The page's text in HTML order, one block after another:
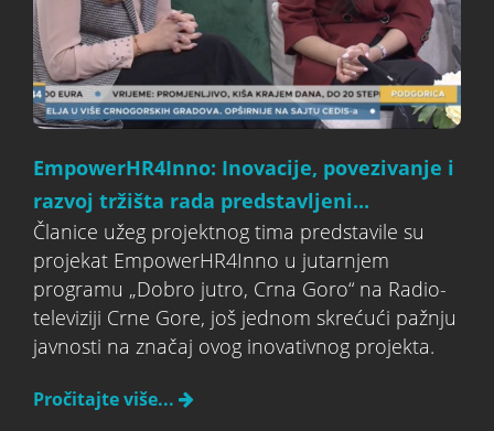
EmpowerHR4Inno: Inovacije, povezivanje i
razvoj tržišta rada predstavljeni...
Članice užeg projektnog tima predstavile su
projekat EmpowerHR4Inno u jutarnjem
programu „Dobro jutro, Crna Goro“ na Radio-
televiziji Crne Gore, još jednom skrećući pažnju
javnosti na značaj ovog inovativnog projekta.
Pročitajte više...